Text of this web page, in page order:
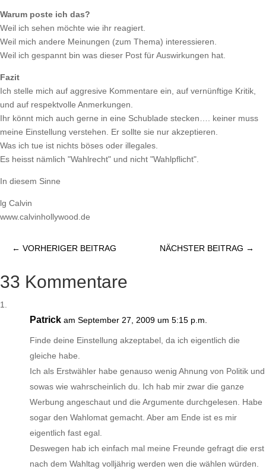
Warum poste ich das?
Weil ich sehen möchte wie ihr reagiert.
Weil mich andere Meinungen (zum Thema) interessieren.
Weil ich gespannt bin was dieser Post für Auswirkungen hat.
Fazit
Ich stelle mich auf aggresive Kommentare ein, auf vernünftige Kritik,
und auf respektvolle Anmerkungen.
Ihr könnt mich auch gerne in eine Schublade stecken…. keiner muss
meine Einstellung verstehen. Er sollte sie nur akzeptieren.
Was ich tue ist nichts böses oder illegales.
Es heisst nämlich "Wahlrecht" und nicht "Wahlpflicht".
In diesem Sinne
lg Calvin
www.calvinhollywood.de
← VORHERIGER BEITRAG NÄCHSTER BEITRAG →
33 Kommentare
Patrick am September 27, 2009 um 5:15 p.m.
Finde deine Einstellung akzeptabel, da ich eigentlich die
gleiche habe.
Ich als Erstwähler habe genauso wenig Ahnung von Politik und
sowas wie wahrscheinlich du. Ich hab mir zwar die ganze
Werbung angeschaut und die Argumente durchgelesen. Habe
sogar den Wahlomat gemacht. Aber am Ende ist es mir
eigentlich fast egal.
Deswegen hab ich einfach mal meine Freunde gefragt die erst
nach dem Wahltag volljährig werden wen die wählen würden.